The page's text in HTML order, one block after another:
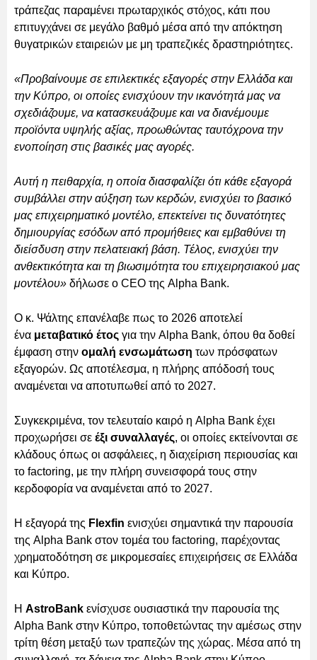
τράπεζας παραμένει πρωταρχικός στόχος, κάτι που
επιτυγχάνει σε μεγάλο βαθμό μέσα από την απόκτηση
θυγατρικών εταιρειών με μη τραπεζικές δραστηριότητες.
«Προβαίνουμε σε επιλεκτικές εξαγορές στην Ελλάδα και
την Κύπρο, οι οποίες ενισχύουν την ικανότητά μας να
σχεδιάζουμε, να κατασκευάζουμε και να διανέμουμε
προϊόντα υψηλής αξίας, προωθώντας ταυτόχρονα την
ενοποίηση στις βασικές μας αγορές.
Αυτή η πειθαρχία, η οποία διασφαλίζει ότι κάθε εξαγορά
συμβάλλει στην αύξηση των κερδών, ενισχύει το βασικό
μας επιχειρηματικό μοντέλο, επεκτείνει τις δυνατότητες
δημιουργίας εσόδων από προμήθειες και εμβαθύνει τη
διείσδυση στην πελατειακή βάση. Τέλος, ενισχύει την
ανθεκτικότητα και τη βιωσιμότητα του επιχειρησιακού μας
μοντέλου» δήλωσε ο CEO της Alpha Bank.
Ο κ. Ψάλτης επανέλαβε πως το 2026 αποτελεί
ένα μεταβατικό έτος για την Alpha Bank, όπου θα δοθεί
έμφαση στην ομαλή ενσωμάτωση των πρόσφατων
εξαγορών. Ως αποτέλεσμα, η πλήρης απόδοσή τους
αναμένεται να αποτυπωθεί από το 2027.
Συγκεκριμένα, τον τελευταίο καιρό η Alpha Bank έχει
προχωρήσει σε έξι συναλλαγές, οι οποίες εκτείνονται σε
κλάδους όπως οι ασφάλειες, η διαχείριση περιουσίας και
το factoring, με την πλήρη συνεισφορά τους στην
κερδοφορία να αναμένεται από το 2027.
Η εξαγορά της Flexfin ενισχύει σημαντικά την παρουσία
της Alpha Bank στον τομέα του factoring, παρέχοντας
χρηματοδότηση σε μικρομεσαίες επιχειρήσεις σε Ελλάδα
και Κύπρο.
Η AstroBank ενίσχυσε ουσιαστικά την παρουσία της
Alpha Bank στην Κύπρο, τοποθετώντας την αμέσως στην
τρίτη θέση μεταξύ των τραπεζών της χώρας. Μέσα από τη